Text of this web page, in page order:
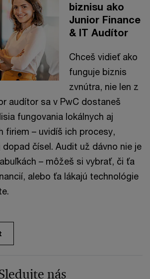
biznisu ako
Junior Finance
& IT Audítor
Chceš vidieť ako
funguje biznis
zvnútra, nie len z
audítor sa v PwC dostaneš
fungovania lokálnych aj
firiem – uvidíš ich procesy,
dopad čísel. Audit už dávno nie je
– môžeš si vybrať, či ťa
alebo ťa lákajú technológie
nás